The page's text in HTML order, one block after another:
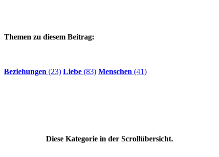
Themen zu diesem Beitrag:
Beziehungen (23) Liebe (83) Menschen (41)
Diese Kategorie in der Scrollübersicht.